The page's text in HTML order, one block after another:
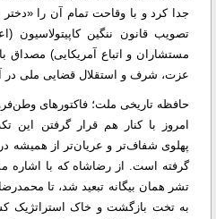
جدا کرد و با وقاحت تمام آن را
تصویب قانون ننگین
مستشاران و اتباع آمریکایی) مصداق
عزت، شرف و استقلال قضایی ملی در
حافظه تاریخی ملت؛ فاکتور‌های
امروز با کنار هم قرار گرفتن این
پهلوی شفاف‌تر و عریان‌تر از همیشه در
گرفته است. از رضاشاه که با اشاره
تشر همان بیگانه تبعید شد، تا
به تخت بازگشت و خاک استراتژیک